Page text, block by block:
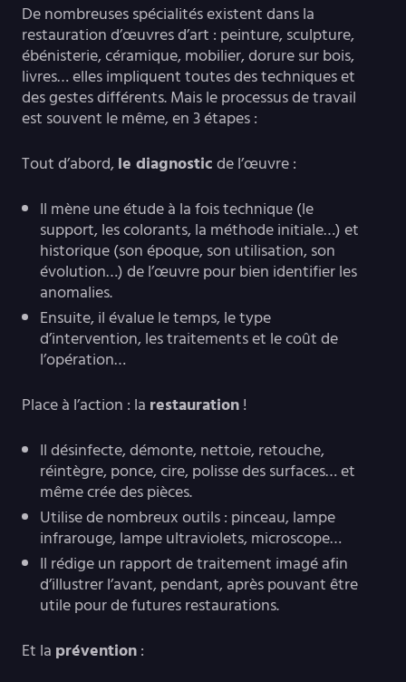
De nombreuses spécialités existent dans la
restauration d’œuvres d’art : peinture, sculpture,
ébénisterie, céramique, mobilier, dorure sur bois,
livres… elles impliquent toutes des techniques et
des gestes différents. Mais le processus de travail
est souvent le même, en 3 étapes :
Tout d’abord,le diagnosticde l’œuvre :
Il mène une étude à la fois technique (le
support, les colorants, la méthode initiale…) et
historique (son époque, son utilisation, son
évolution…) de l’œuvre pour bien identifier les
anomalies.
Ensuite, il évalue le temps, le type
d’intervention, les traitements et le coût de
l’opération…
Place à l’action : la restauration!
Il désinfecte, démonte, nettoie, retouche,
réintègre, ponce, cire, polisse des surfaces… et
même crée des pièces.
Utilise de nombreux outils : pinceau, lampe
infrarouge, lampe ultraviolets, microscope…
Il rédige un rapport de traitement imagé afin
d’illustrer l’avant, pendant, après pouvant être
utile pour de futures restaurations.
Et la prévention: